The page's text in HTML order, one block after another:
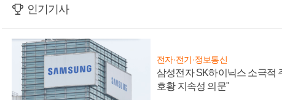
인기기사
전자·전기·정보통신
삼성전자 SK하이닉스 소극적
호황 지속성 의문"